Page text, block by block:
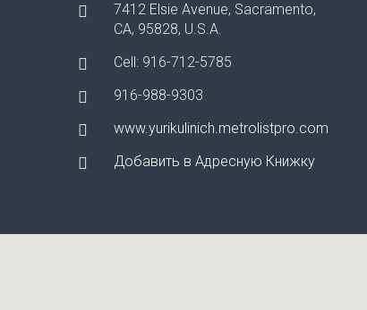
7412 Elsie Avenue, Sacramento,
CA, 95828, U.S.A.
Cell: 916-712-5785
916-988-9303
www.yurikulinich.metrolistpro.com
Добавить в Адресную Книжку